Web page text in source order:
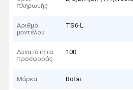
πληρωμής
Αριθμό
μοντέλου
TS6-L
Δυνατότητα
προσφοράς
100
Μάρκα Botai